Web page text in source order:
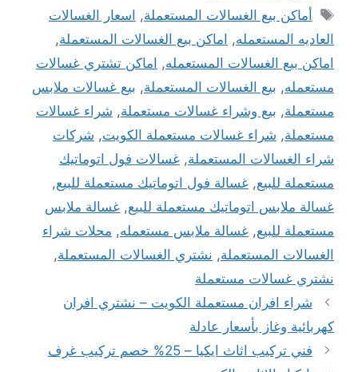
الوسوم
أماكن بيع الغسالات المستعملة, اسعار الغسالات
العاديه المستعمله, اماكن بيع الغسالات المستعملة,
اماكن بيع الغسالات المستعمله, اماكن تشتري غسالات
مستعمله, بيع الغسالات المستعملة, بيع غسالات ملابس
مستعملة, بيع وشراء غسالات مستعملة, شراء غسالات
مستعملة, شراء غسالات مستعملة الكويت, شركات
شراء الغسالات المستعملة, غسالات فول اتوماتيك
مستعملة للبيع, غسالة فول اتوماتيك مستعملة للبيع,
غسالة ملابس اتوماتيك مستعملة للبيع, غسالة ملابس
مستعملة للبيع, غسالة ملابس مستعمله, محلات شراء
الغسالات المستعملة, نشتري الغسالات المستعملة,
نشتري غسالات مستعملة
شراء افران مستعملة الكويت – نشتري افران
كهربائية وغاز بأسعار عادلة
فني تركيب اثاث ايكيا – 25% خصم تركيب غرف